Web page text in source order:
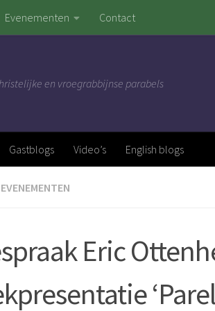
Evenementen Contact
en vroegrabbijnse parabels
Gastblogs Video’s English blogs
EVENEMENTEN
Eric